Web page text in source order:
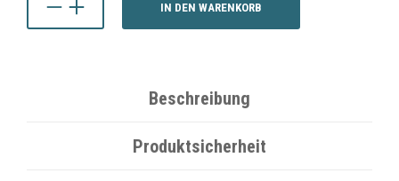
IN DEN WARENKORB
Beschreibung
Produktsicherheit